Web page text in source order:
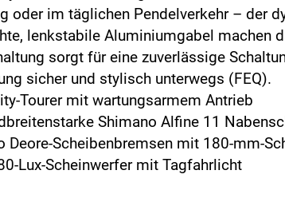
oder im täglichen Pendelverkehr – der
lenkstabile Aluminiumgabel machen
sorgt für eine zuverlässige
sicher und stylisch unterwegs (FEQ).
Tourer mit wartungsarmem Antrieb
Shimano Alfine 11
Deore-Scheibenbremsen mit 180-mm-
Lux-Scheinwerfer mit Tagfahrlicht